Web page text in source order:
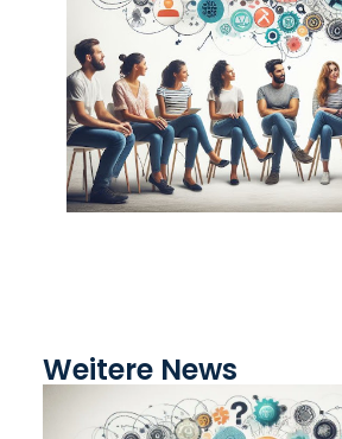
Weitere News